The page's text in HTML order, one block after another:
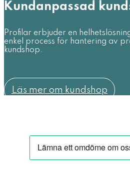
Kundanpassad
Profilar erbjuder en
enkel process för hantering av
kundshop.
Läs mer om kundshop